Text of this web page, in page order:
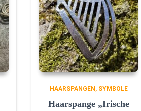
HAARSPANGEN SYMBOLE
Haarspange „Irische